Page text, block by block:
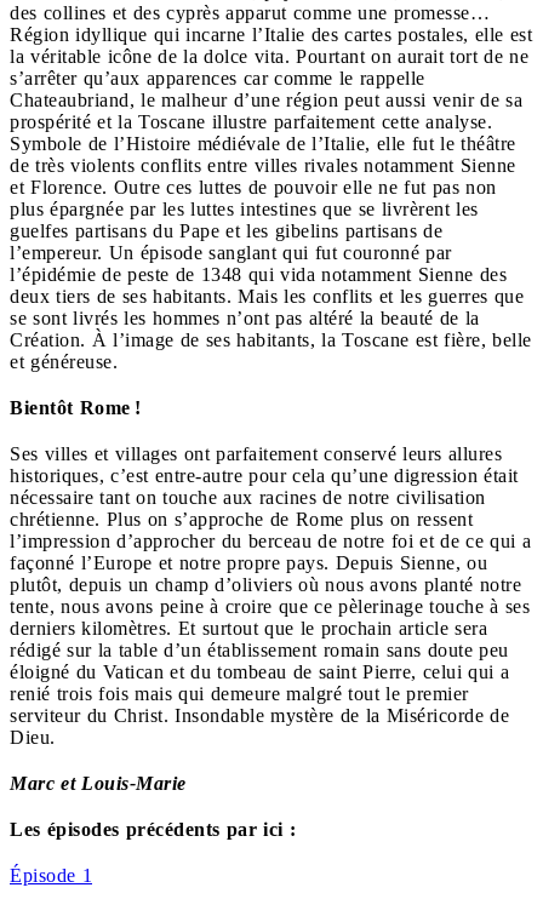
des collines et des cyprès apparut comme une promesse…
Région idyllique qui incarne l’Italie des cartes postales, elle est
la véritable icône de la dolce vita. Pourtant on aurait tort de ne
s’arrêter qu’aux apparences car comme le rappelle
Chateaubriand, le malheur d’une région peut aussi venir de sa
prospérité et la Toscane illustre parfaitement cette analyse.
Symbole de l’Histoire médiévale de l’Italie, elle fut le théâtre
de très violents conflits entre villes rivales notamment Sienne
et Florence. Outre ces luttes de pouvoir elle ne fut pas non
plus épargnée par les luttes intestines que se livrèrent les
guelfes partisans du Pape et les gibelins partisans de
l’empereur. Un épisode sanglant qui fut couronné par
l’épidémie de peste de 1348 qui vida notamment Sienne des
deux tiers de ses habitants. Mais les conflits et les guerres que
se sont livrés les hommes n’ont pas altéré la beauté de la
Création. À l’image de ses habitants, la Toscane est fière, belle
et généreuse.
Bientôt Rome !
Ses villes et villages ont parfaitement conservé leurs allures
historiques, c’est entre-autre pour cela qu’une digression était
nécessaire tant on touche aux racines de notre civilisation
chrétienne. Plus on s’approche de Rome plus on ressent
l’impression d’approcher du berceau de notre foi et de ce qui a
façonné l’Europe et notre propre pays. Depuis Sienne, ou
plutôt, depuis un champ d’oliviers où nous avons planté notre
tente, nous avons peine à croire que ce pèlerinage touche à ses
derniers kilomètres. Et surtout que le prochain article sera
rédigé sur la table d’un établissement romain sans doute peu
éloigné du Vatican et du tombeau de saint Pierre, celui qui a
renié trois fois mais qui demeure malgré tout le premier
serviteur du Christ. Insondable mystère de la Miséricorde de
Dieu.
Marc et Louis-Marie
Les épisodes précédents par ici :
Épisode 1